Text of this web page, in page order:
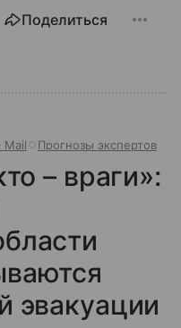
Поделиться
Mail Прогнозы экспертов
– враги»:
эвакуации